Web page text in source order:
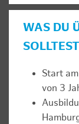
WAS DU
SOLLTEST
Start
von 3